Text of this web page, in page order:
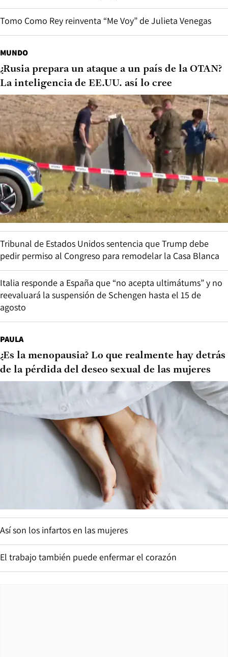
Tomo Como Rey reinventa “Me Voy” de Julieta Venegas
MUNDO
¿Rusia prepara un ataque a un país de la OTAN?
La inteligencia de EE.UU. así lo cree
Tribunal de Estados Unidos sentencia que Trump debe
pedir permiso al Congreso para remodelar la Casa Blanca
Italia responde a España que “no acepta ultimátums” y no
reevaluará la suspensión de Schengen hasta el 15 de
agosto
PAULA
¿Es la menopausia? Lo que realmente hay detrás
de la pérdida del deseo sexual de las mujeres
Así son los infartos en las mujeres
El trabajo también puede enfermar el corazón